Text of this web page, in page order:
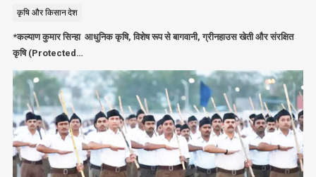
कृषि और किसानदेश
*कल्याण कुमार सिन्हा आधुनिक कृषि, विशेष रूप से बागवानी, ग्रीनहाउस खेती और संरक्षित
कृषि (Protected…